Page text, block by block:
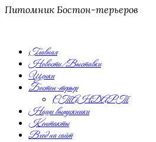
Питомник Бостон-терьеров
Главная
Новости/Выставки
Щенки
Бостон-терьер
СТАНДАРТ
Наши выпускники
Контакты
Вход на сайт